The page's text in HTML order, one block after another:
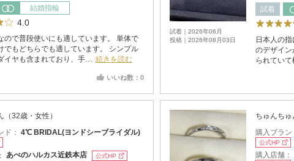
結婚指輪
4.0
ので普段使いにも適しています。 単体で
でもどちらでも適しています。 シンプル
イヤも含まれており、手…
続きを読む
いいね数：0
試着｜2026年06月
投稿｜2026年08月03日
試着
日本人の
のデザイ
られてい
（32歳・女性）
ド： 4℃ BRIDAL(ヨンドシーブライダル)
あべのハルカス近鉄本店 公式HP
ちゅんち
購入ブラ
公式HP
購入店舗：